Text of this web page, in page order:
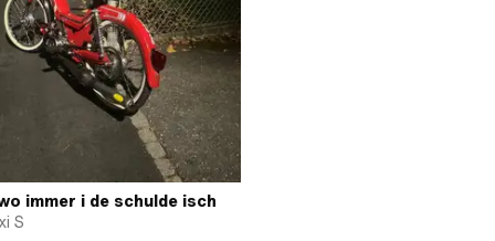
immer i de schulde isch
S